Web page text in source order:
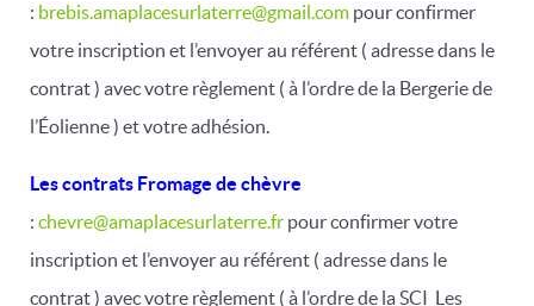
: brebis.amaplacesurlaterre@gmail.com pour confirmer
votre inscription et l’envoyer au référent ( adresse dans le
contrat ) avec votre règlement ( à l’ordre de la Bergerie de
l’Éolienne ) et votre adhésion.
Les contrats Fromage de chèvre
: chevre@amaplacesurlaterre.fr pour confirmer votre
inscription et l’envoyer au référent ( adresse dans le
contrat ) avec votre règlement ( à l’ordre de la SCI Les